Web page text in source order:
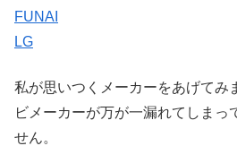
FUNAI
LG
私が思いつくメーカーをあげてみ
ビメーカーが万が一漏れてしまっ
せん。